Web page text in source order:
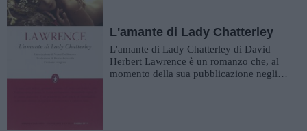
L'amante di Lady Chatterley
L'amante di Lady Chatterley di David
Herbert Lawrence è un romanzo che, al
momento della sua pubblicazione negli